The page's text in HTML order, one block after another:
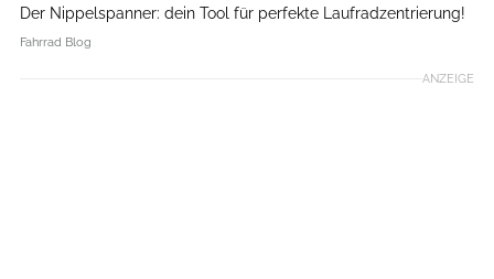
Der Nippelspanner: dein Tool für perfekte Laufradzentrierung!
Fahrrad Blog
ANZEIGE